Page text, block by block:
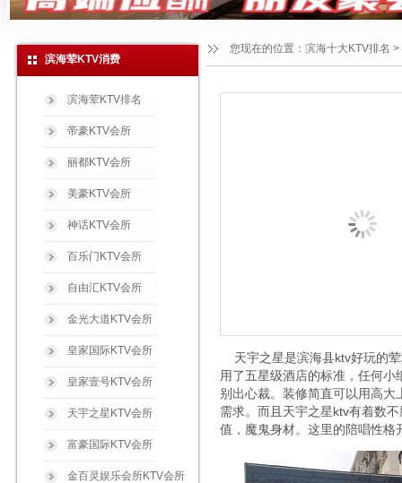
滨海荤KTV消费
滨海荤KTV排名
帝豪KTV会所
丽都KTV会所
美豪KTV会所
神话KTV会所
百乐门KTV会所
自由汇KTV会所
金光大道KTV会所
皇家国际KTV会所
皇家壹号KTV会所
天宇之星KTV会所
富豪国际KTV会所
金百灵娱乐会所KTV会所
您现在的位置： 滨海十大KTV排名 >
天宇之星是滨海县ktv好玩的荤
用了五星级酒店的标准，任何
别出心裁。装修简直可以用高
需求。而且天宇之星ktv有着数
值，魔鬼身材。这里的陪唱性格